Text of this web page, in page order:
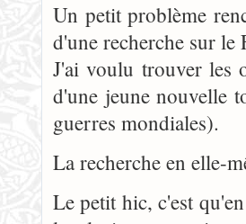
Un petit problème
d'une recherche sur
J'ai voulu trouver les
d'une jeune nouvelle
guerres mondiales).
La recherche en elle-
Le petit hic, c'est